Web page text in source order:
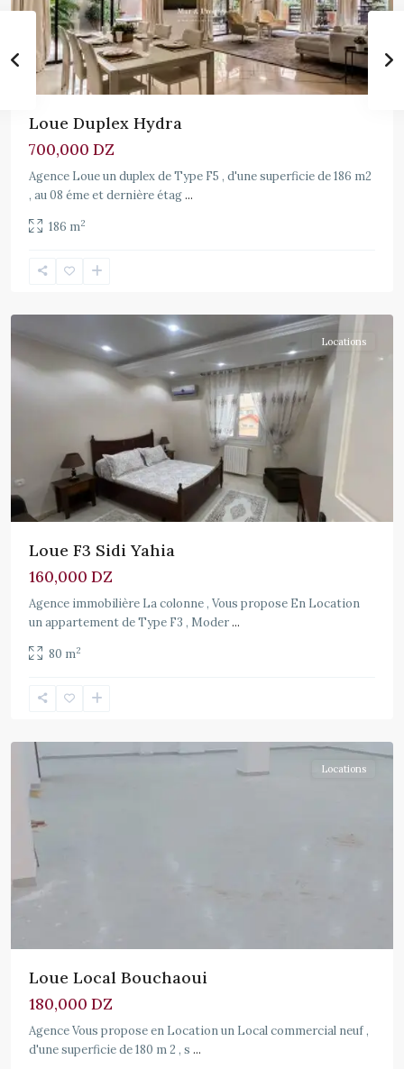
Loue Duplex Hydra
700,000 DZ
Agence Loue un duplex de Type F5 , d'une superficie de 186 m2
, au 08 éme et dernière étag...
186 m2
Locations
Loue F3 Sidi Yahia
160,000 DZ
Agence immobilière La colonne , Vous propose En Location
un appartement de Type F3 , Moder...
80 m2
Locations
Loue Local Bouchaoui
180,000 DZ
Agence Vous propose en Location un Local commercial neuf ,
d'une superficie de 180 m 2 , s ...